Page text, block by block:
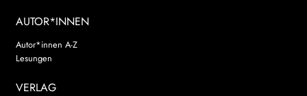
AUTOR*INNEN
Autor*innen A-Z
Lesungen
VERLAG